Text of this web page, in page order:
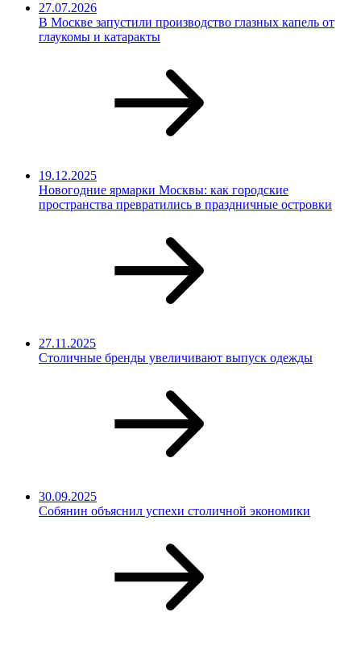
27.07.2026
В Москве запустили производство глазных капель от
глаукомы и катаракты
19.12.2025
Новогодние ярмарки Москвы: как городские
пространства превратились в праздничные островки
27.11.2025
Столичные бренды увеличивают выпуск одежды
30.09.2025
Собянин объяснил успехи столичной экономики